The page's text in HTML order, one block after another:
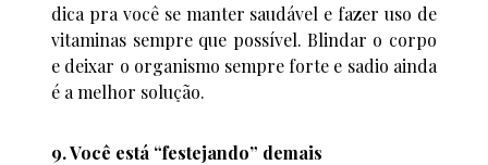
dica pra você se manter saudável e fazer uso de
vitaminas sempre que possível. Blindar o corpo
e deixar o organismo sempre forte e sadio ainda
é a melhor solução.
9. Você está “festejando” demais